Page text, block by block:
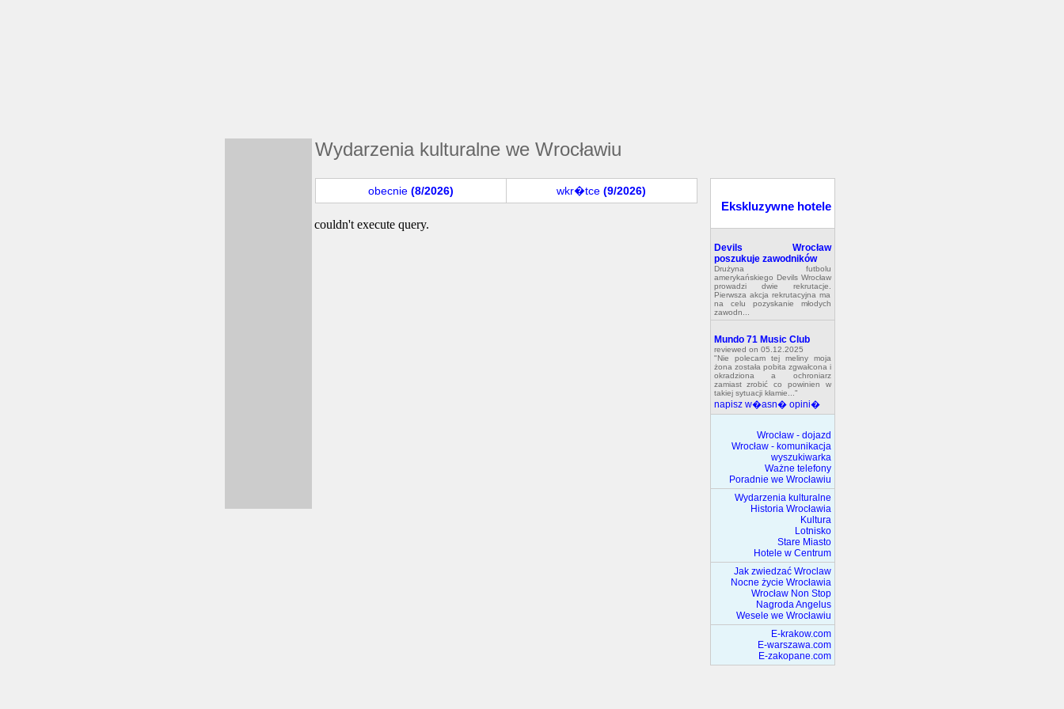
Wydarzenia kulturalne we Wrocławiu
obecnie(8/2026) wkr�tce (9/2026)
Ekskluzywne hotele
Devils Wrocław
poszukuje zawodników
Drużyna futbolu
amerykańskiego Devils Wrocław
prowadzi dwie rekrutacje.
Pierwsza akcja rekrutacyjna ma
na celu pozyskanie młodych
zawodn...
Mundo 71 Music Club
reviewed on 05.12.2025
"Nie polecam tej meliny moja
żona została pobita zgwałcona i
okradziona a ochroniarz
zamiast zrobić co powinien w
takiej sytuacji kłamie..."
napisz w�asn� opini�
Wrocław - dojazd
Wrocław - komunikacja
wyszukiwarka
Ważne telefony
Poradnie we Wrocławiu
Wydarzenia kulturalne
Historia Wrocławia
Kultura
Lotnisko
Stare Miasto
Hotele w Centrum
Jak zwiedzać Wroclaw
Nocne życie Wrocławia
Wrocław Non Stop
Nagroda Angelus
Wesele we Wrocławiu
E-krakow.com
E-warszawa.com
E-zakopane.com
couldn't execute query.